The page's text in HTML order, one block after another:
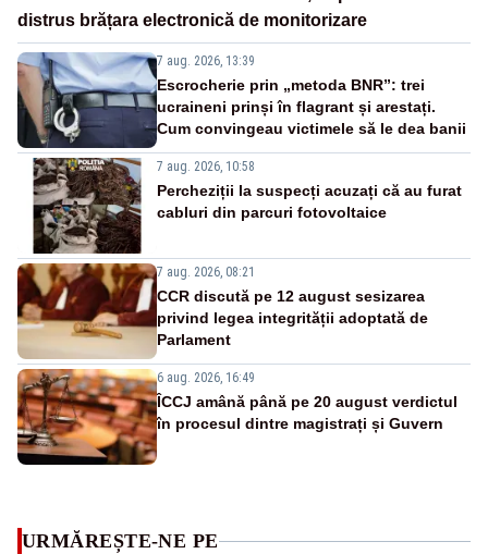
distrus brățara electronică de monitorizare
7 aug. 2026, 13:39
Escrocherie prin „metoda BNR”: trei
ucraineni prinși în flagrant și arestați.
Cum convingeau victimele să le dea banii
7 aug. 2026, 10:58
Percheziții la suspecți acuzați că au furat
cabluri din parcuri fotovoltaice
7 aug. 2026, 08:21
CCR discută pe 12 august sesizarea
privind legea integrității adoptată de
Parlament
6 aug. 2026, 16:49
ÎCCJ amână până pe 20 august verdictul
în procesul dintre magistrați și Guvern
URMĂREȘTE-NE PE